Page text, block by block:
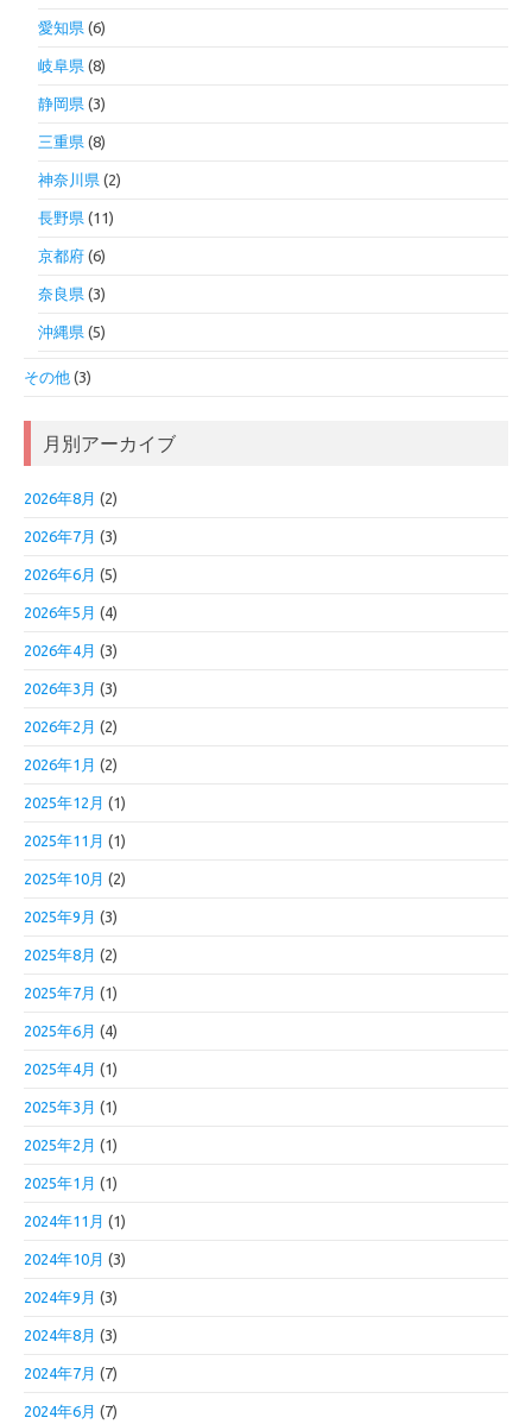
愛知県 (6)
岐阜県 (8)
静岡県 (3)
三重県 (8)
神奈川県 (2)
長野県 (11)
京都府 (6)
奈良県 (3)
沖縄県 (5)
その他 (3)
月別アーカイブ
2026年8月 (2)
2026年7月 (3)
2026年6月 (5)
2026年5月 (4)
2026年4月 (3)
2026年3月 (3)
2026年2月 (2)
2026年1月 (2)
2025年12月 (1)
2025年11月 (1)
2025年10月 (2)
2025年9月 (3)
2025年8月 (2)
2025年7月 (1)
2025年6月 (4)
2025年4月 (1)
2025年3月 (1)
2025年2月 (1)
2025年1月 (1)
2024年11月 (1)
2024年10月 (3)
2024年9月 (3)
2024年8月 (3)
2024年7月 (7)
2024年6月 (7)